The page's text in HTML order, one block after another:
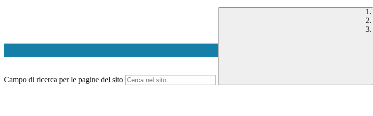
Campo di ricerca per le pagine del sito